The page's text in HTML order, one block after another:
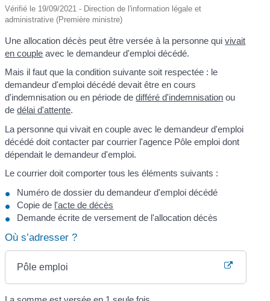
Vérifié le 19/09/2021 - Direction de l'information légale et
administrative (Première ministre)
Une allocation décès peut être versée à la personne quivivait
en couple avec le demandeur d'emploi décédé.
Mais il faut que la condition suivante soit respectée : le
demandeur d'emploi décédé devait être en cours
d'indemnisation ou en période dedifféré d'indemnisation ou
dedélai d'attente.
La personne qui vivait en couple avec le demandeur d'emploi
décédé doit contacter par courrier l'agence Pôle emploi dont
dépendait le demandeur d'emploi.
Le courrier doit comporter tous les éléments suivants :
Numéro de dossier du demandeur d'emploi décédé
Copie de l'acte de décès
Demande écrite de versement de l'allocation décès
Où s’adresser ?
Pôle emploi